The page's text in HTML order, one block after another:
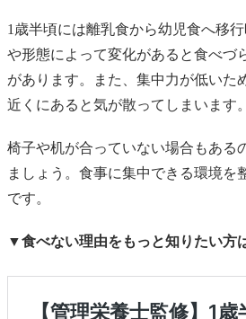
1歳半頃には離乳食から幼児食へ移
や形態によって変化があると食べづ
があります。また、集中力が低いた
近くにあると気が散ってしまいます。
椅子や机が合っていない場合もある
ましょう。食事に集中できる環境を
です。
▼食べない理由をもっと知りたい方